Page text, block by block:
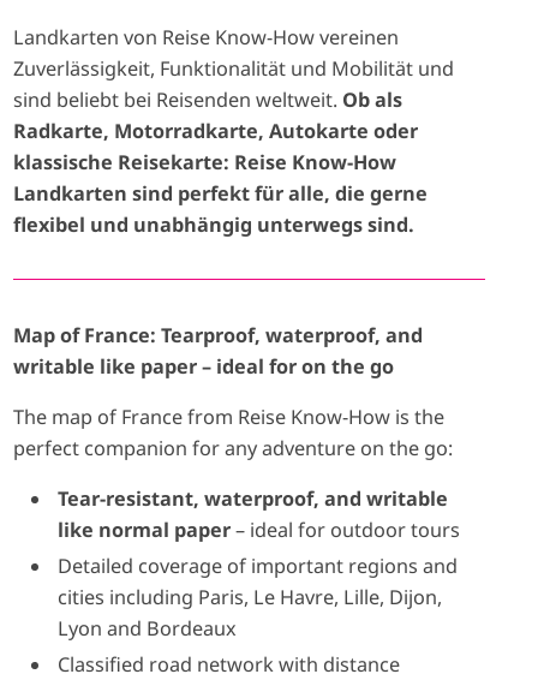
Landkarten von Reise Know-How vereinen
Zuverlässigkeit, Funktionalität und Mobilität und
sind beliebt bei Reisenden weltweit. Ob als
Radkarte, Motorradkarte, Autokarte oder
klassische Reisekarte: Reise Know-How
Landkarten sind perfekt für alle, die gerne
flexibel und unabhängig unterwegs sind.
Map of France: Tearproof, waterproof, and
writable like paper – ideal for on the go
The map of France from Reise Know-How is the
perfect companion for any adventure on the go:
Tear-resistant, waterproof, and writable
like normal paper– ideal for outdoor tours
Detailed coverage of important regions and
cities including Paris, Le Havre, Lille, Dijon,
Lyon and Bordeaux
Classified road network with distance